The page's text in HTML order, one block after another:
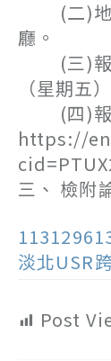
(二)地
廳。
(三)報
（星期五
(四)報
https://
三、 檢附
淡北USR
Post